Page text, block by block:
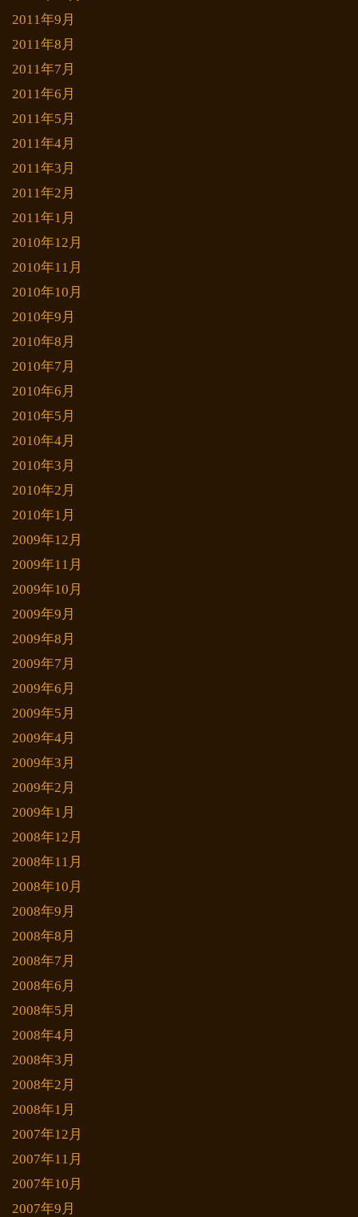
2011年9月
2011年8月
2011年7月
2011年6月
2011年5月
2011年4月
2011年3月
2011年2月
2011年1月
2010年12月
2010年11月
2010年10月
2010年9月
2010年8月
2010年7月
2010年6月
2010年5月
2010年4月
2010年3月
2010年2月
2010年1月
2009年12月
2009年11月
2009年10月
2009年9月
2009年8月
2009年7月
2009年6月
2009年5月
2009年4月
2009年3月
2009年2月
2009年1月
2008年12月
2008年11月
2008年10月
2008年9月
2008年8月
2008年7月
2008年6月
2008年5月
2008年4月
2008年3月
2008年2月
2008年1月
2007年12月
2007年11月
2007年10月
2007年9月